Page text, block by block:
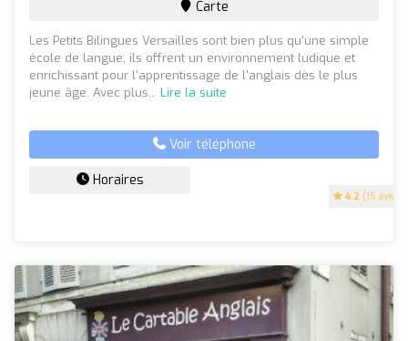
4.2 (15 avis)
Carte
Les Petits Bilingues Versailles sont bien plus qu'une simple
école de langue; ils offrent un environnement ludique et
enrichissant pour l'apprentissage de l'anglais dès le plus
jeune âge. Avec plus... Lire la suite
Voir téléphone
Horaires